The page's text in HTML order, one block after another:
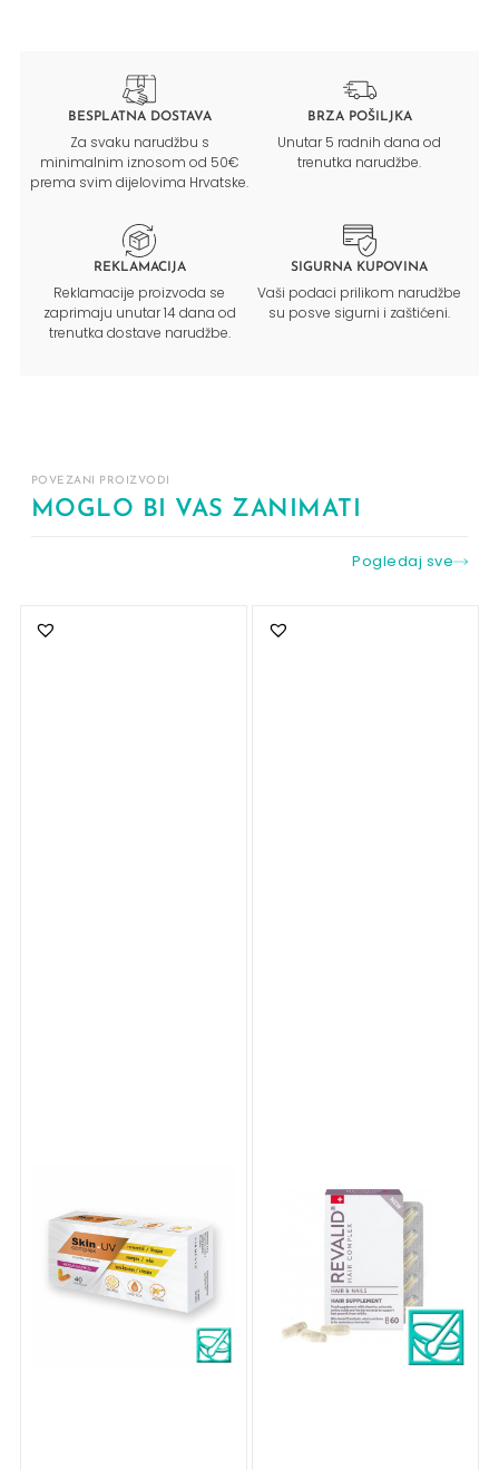
BESPLATNA DOSTAVA
Za svaku narudžbu s
minimalnim iznosom od 50€
prema svim dijelovima Hrvatske.
BRZA POŠILJKA
Unutar 5 radnih dana od
trenutka narudžbe.
REKLAMACIJA
Reklamacije proizvoda se
zaprimaju unutar 14 dana od
trenutka dostave narudžbe.
SIGURNA KUPOVINA
Vaši podaci prilikom narudžbe
su posve sigurni i zaštićeni.
POVEZANI PROIZVODI
MOGLO BI VAS ZANIMATI
Pogledaj sve